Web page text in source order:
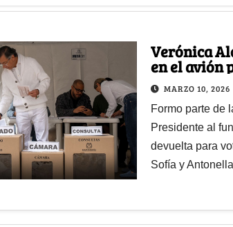
Verónica
en el avión
el
marzo
MARZO 10, 2026
Formo parte de
Presidente al
devuelta para
Sofía y Antonella